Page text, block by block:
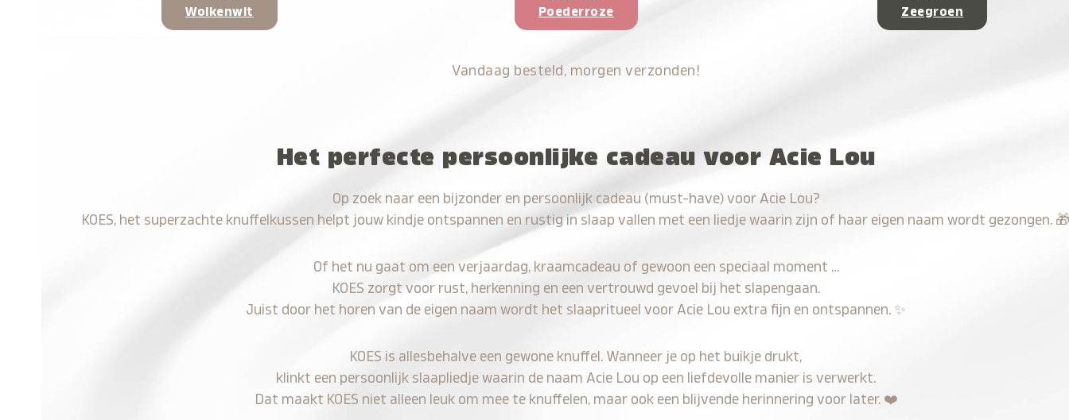
Wolkenwit
Poederroze
Zeegroen
Vandaag besteld, morgen verzonden!
Het perfecte persoonlijke cadeau voor Acie Lou
Op zoek naar een bijzonder en persoonlijk cadeau (must-have) voor Acie Lou?
KOES, het superzachte knuffelkussen helpt jouw kindje ontspannen en rustig in slaap vallen met een liedje waarin zijn of haar eigen naam wordt gezongen.
Of het nu gaat om een verjaardag, kraamcadeau of gewoon een speciaal moment …
KOES zorgt voor rust, herkenning en een vertrouwd gevoel bij het slapengaan.
Juist door het horen van de eigen naam wordt het slaapritueel voor Acie Lou extra fijn en ontspannen. ✨
KOES is allesbehalve een gewone knuffel. Wanneer je op het buikje drukt,
klinkt een persoonlijk slaapliedje waarin de naam Acie Lou op een liefdevolle manier is verwerkt.
Dat maakt KOES niet alleen leuk om mee te knuffelen, maar ook een blijvende herinnering voor later. ❤️